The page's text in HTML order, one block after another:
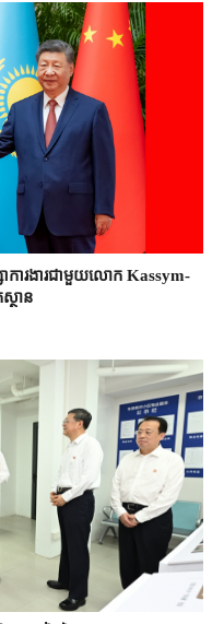
ការងារជាមួយ​លោក Kassym-
ថាន​